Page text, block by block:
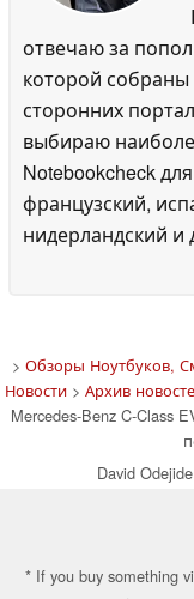
отвечаю за
которой
сторонних
выбираю
Notebookcheck
французский,
нидерландский и
> Обзоры Ноутбуков,
Новости> Архив
Mercedes-Benz C-Class
David
* If you buy something